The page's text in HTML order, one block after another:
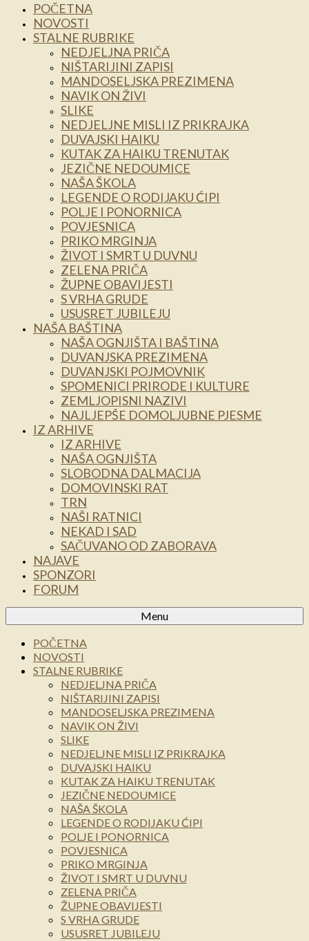
POČETNA
NOVOSTI
STALNE RUBRIKE
NEDJELJNA PRIČA
NIŠTARIJINI ZAPISI
MANDOSELJSKA PREZIMENA
NAVIK ON ŽIVI
SLIKE
NEDJELJNE MISLI IZ PRIKRAJKA
DUVAJSKI HAIKU
KUTAK ZA HAIKU TRENUTAK
JEZIČNE NEDOUMICE
NAŠA ŠKOLA
LEGENDE O RODIJAKU ĆIPI
POLJE I PONORNICA
POVJESNICA
PRIKO MRGINJA
ŽIVOT I SMRT U DUVNU
ZELENA PRIČA
ŽUPNE OBAVIJESTI
S VRHA GRUDE
USUSRET JUBILEJU
NAŠA BAŠTINA
NAŠA OGNJIŠTA I BAŠTINA
DUVANJSKA PREZIMENA
DUVANJSKI POJMOVNIK
SPOMENICI PRIRODE I KULTURE
ZEMLJOPISNI NAZIVI
NAJLJEPŠE DOMOLJUBNE PJESME
IZ ARHIVE
IZ ARHIVE
NAŠA OGNJIŠTA
SLOBODNA DALMACIJA
DOMOVINSKI RAT
TRN
NAŠI RATNICI
NEKAD I SAD
SAČUVANO OD ZABORAVA
NAJAVE
SPONZORI
FORUM
Menu
POČETNA
NOVOSTI
STALNE RUBRIKE
NEDJELJNA PRIČA
NIŠTARIJINI ZAPISI
MANDOSELJSKA PREZIMENA
NAVIK ON ŽIVI
SLIKE
NEDJELJNE MISLI IZ PRIKRAJKA
DUVAJSKI HAIKU
KUTAK ZA HAIKU TRENUTAK
JEZIČNE NEDOUMICE
NAŠA ŠKOLA
LEGENDE O RODIJAKU ĆIPI
POLJE I PONORNICA
POVJESNICA
PRIKO MRGINJA
ŽIVOT I SMRT U DUVNU
ZELENA PRIČA
ŽUPNE OBAVIJESTI
S VRHA GRUDE
USUSRET JUBILEJU